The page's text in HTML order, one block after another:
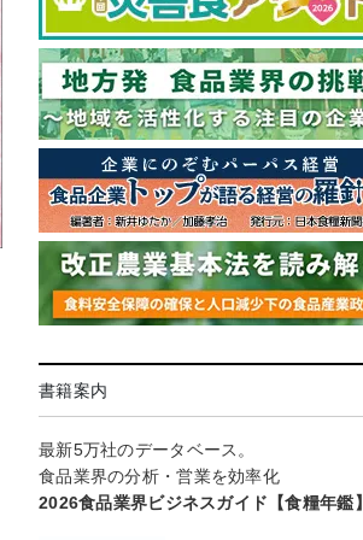
書籍案内
最新5万社のデータベース。
食品業界の分析・営業を効率化
2026食品業界ビジネスガイド【食糧年鑑】